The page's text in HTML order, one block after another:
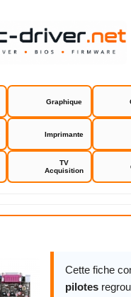
Graphique
Imprimante
TV
Acquisition
Asus P5KPL-
Cette fiche
pilotes